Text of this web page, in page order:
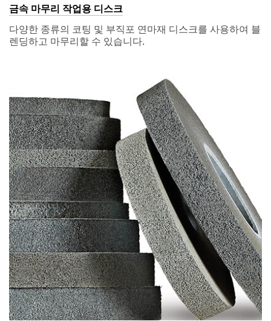
from 3M.
3M takes
your privacy
third parties
will use the
information
you
provided in
accordance
with our
Privacy
Policyto
send you
communicat
ions which
may include
promotions,
product
information
and service
offers.
Please be
금속 마무리 작업용 디스크
다양한 종류의 코팅 및 부직포 연마재 디스크를 사용하여 블
렌딩하고 마무리할 수 있습니다.